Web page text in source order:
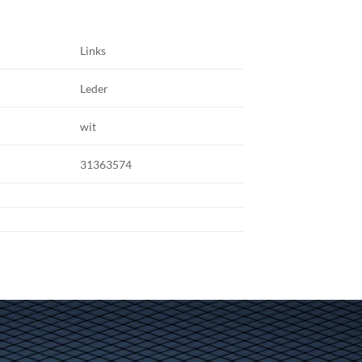
Links
Leder
wit
31363574